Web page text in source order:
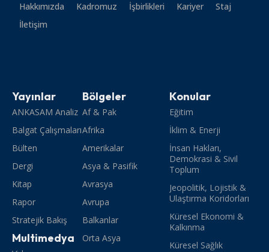
Hakkımızda Kadromuz İşbirlikleri Kariyer
Staj
İletişim
Yayınlar
ANKASAM Analiz
Balgat Çalışmaları
Bülten
Dergi
Kitap
Rapor
Stratejik Bakış
Multimedya
Bölgeler
Af & Pak
Afrika
Amerikalar
Asya & Pasifik
Avrasya
Avrupa
Balkanlar
Orta Asya
Konular
Eğitim
İklim & Enerji
İnsan Hakları,
Demokrasi & Sivil
Toplum
Jeopolitik, Lojistik &
Ulaştırma Koridorları
Küresel Ekonomi &
Kalkınma
Küresel Sağlık